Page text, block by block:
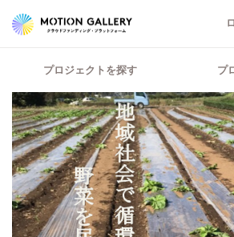
プロジェクトを探す プ